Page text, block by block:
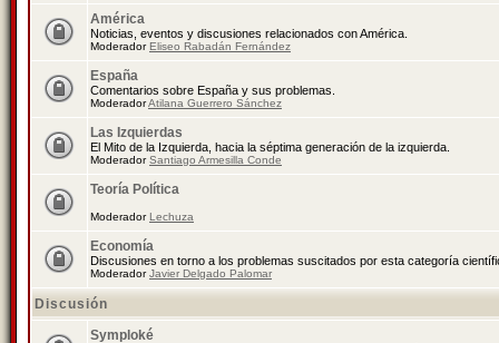
América
Noticias, eventos y discusiones relacionados con América.
ModeradorEliseo Rabadán Fernández
España
Comentarios sobre España y sus problemas.
ModeradorAtilana Guerrero Sánchez
Las Izquierdas
El Mito de la Izquierda, hacia la séptima generación de la izquierda.
ModeradorSantiago Armesilla Conde
Teoría Política
ModeradorLechuza
Economía
Discusiones en torno a los problemas suscitados por esta categoría
ModeradorJavier Delgado Palomar
Discusión
Symploké